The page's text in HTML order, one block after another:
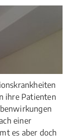
ihre Patienten
einer
es aber doch